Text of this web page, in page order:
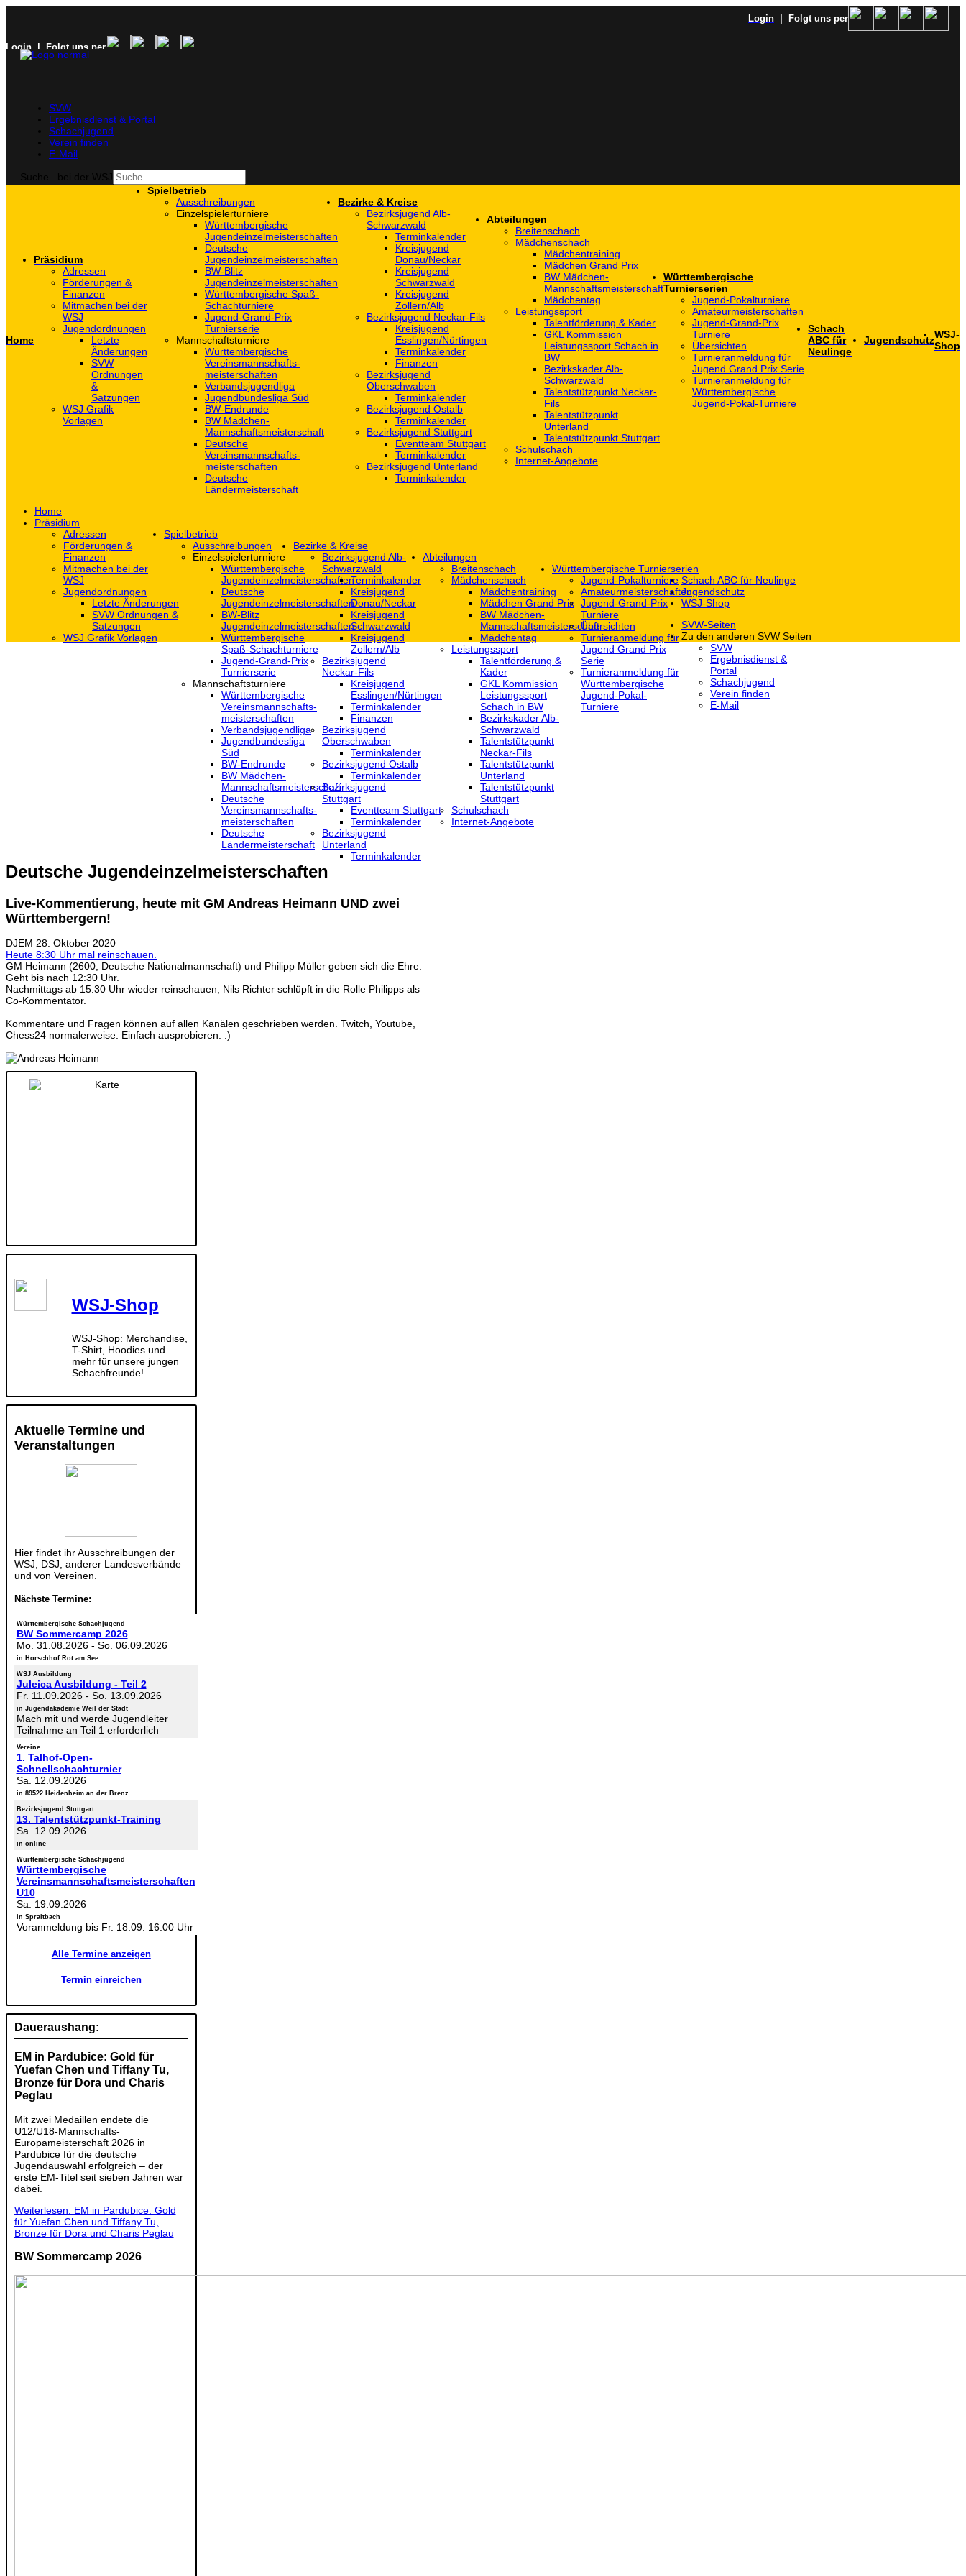
Login | Folgt uns per
Login | Folgt uns per
SVW
Ergebnisdienst & Portal
Schachjugend
Verein finden
E-Mail
Home
Präsidium
Adressen
Förderungen &
Finanzen
Mitmachen bei der
WSJ
Jugendordnungen
Letzte
Änderungen
SVW
Ordnungen
&
Satzungen
WSJ Grafik
Vorlagen
Spielbetrieb
Ausschreibungen
Einzelspielerturniere
Württembergische
Jugendeinzelmeisterschaften
Deutsche
Jugendeinzelmeisterschaften
BW-Blitz
Jugendeinzelmeisterschaften
Württembergische Spaß-
Schachturniere
Jugend-Grand-Prix
Turnierserie
Mannschaftsturniere
Württembergische
Vereinsmannschafts-
meisterschaften
Verbandsjugendliga
Jugendbundesliga Süd
BW-Endrunde
BW Mädchen-
Mannschaftsmeisterschaft
Deutsche
Vereinsmannschafts-
meisterschaften
Deutsche
Ländermeisterschaft
Bezirke & Kreise
Bezirksjugend Alb-
Schwarzwald
Terminkalender
Kreisjugend
Donau/Neckar
Kreisjugend
Schwarzwald
Kreisjugend
Zollern/Alb
Bezirksjugend Neckar-Fils
Kreisjugend
‎Esslingen/Nürtingen
Terminkalender
Finanzen
Bezirksjugend
Oberschwaben
Terminkalender
Bezirksjugend Ostalb
Terminkalender
Bezirksjugend Stuttgart
‎Eventteam Stuttgart
Terminkalender
Bezirksjugend Unterland
Terminkalender
Abteilungen
Breitenschach
Mädchenschach
Mädchentraining
Mädchen Grand Prix
BW Mädchen-
Mannschaftsmeisterschaft
Mädchentag
Leistungssport
Talentförderung & Kader
GKL Kommission
Leistungssport Schach in
BW
Bezirkskader Alb-
Schwarzwald
Talentstützpunkt Neckar-
Fils
Talentstützpunkt
Unterland
Talentstützpunkt Stuttgart
Schulschach
Internet-Angebote
Württembergische
Turnierserien
Jugend-Pokalturniere
Amateurmeisterschaften
Jugend-Grand-Prix
Turniere
Übersichten
Turnieranmeldung für
Jugend Grand Prix Serie
Turnieranmeldung für
Württembergische
Jugend-Pokal-Turniere
Schach
ABC für
Neulinge
JugendschutzWSJ-
Shop
Home
Präsidium
Adressen
Förderungen &
Finanzen
Mitmachen bei der
WSJ
Jugendordnungen
Letzte Änderungen
SVW Ordnungen &
Satzungen
WSJ Grafik Vorlagen
Spielbetrieb
Ausschreibungen
Einzelspielerturniere
Württembergische
Jugendeinzelmeisterschaften
Deutsche
Jugendeinzelmeisterschaften
BW-Blitz
Jugendeinzelmeisterschaften
Württembergische
Spaß-Schachturniere
Jugend-Grand-Prix
Turnierserie
Mannschaftsturniere
Württembergische
Vereinsmannschafts-
meisterschaften
Verbandsjugendliga
Jugendbundesliga
Süd
BW-Endrunde
BW Mädchen-
Mannschaftsmeisterschaft
Deutsche
Vereinsmannschafts-
meisterschaften
Deutsche
Ländermeisterschaft
Bezirke & Kreise
Bezirksjugend Alb-
Schwarzwald
Terminkalender
Kreisjugend
Donau/Neckar
Kreisjugend
Schwarzwald
Kreisjugend
Zollern/Alb
Bezirksjugend
Neckar-Fils
Kreisjugend
‎Esslingen/Nürtingen
Terminkalender
Finanzen
Bezirksjugend
Oberschwaben
Terminkalender
Bezirksjugend Ostalb
Terminkalender
Bezirksjugend
Stuttgart
‎Eventteam Stuttgart
Terminkalender
Bezirksjugend
Unterland
Terminkalender
Abteilungen
Breitenschach
Mädchenschach
Mädchentraining
Mädchen Grand Prix
BW Mädchen-
Mannschaftsmeisterschaft
Mädchentag
Leistungssport
Talentförderung &
Kader
GKL Kommission
Leistungssport
Schach in BW
Bezirkskader Alb-
Schwarzwald
Talentstützpunkt
Neckar-Fils
Talentstützpunkt
Unterland
Talentstützpunkt
Stuttgart
Schulschach
Internet-Angebote
Württembergische Turnierserien
Jugend-Pokalturniere
Amateurmeisterschaften
Jugend-Grand-Prix
Turniere
Übersichten
Turnieranmeldung für
Jugend Grand Prix
Serie
Turnieranmeldung für
Württembergische
Jugend-Pokal-
Turniere
Schach ABC für Neulinge
Jugendschutz
WSJ-Shop
SVW-Seiten
Zu den anderen SVW Seiten
SVW
Ergebnisdienst &
Portal
Schachjugend
Verein finden
E-Mail
Deutsche Jugendeinzelmeisterschaften
Live-Kommentierung, heute mit GM Andreas Heimann UND zwei
Württembergern!
DJEM 28. Oktober 2020
Heute 8:30 Uhr mal reinschauen.
GM Heimann (2600, Deutsche Nationalmannschaft) und Philipp Müller geben sich die Ehre.
Geht bis nach 12:30 Uhr.
Nachmittags ab 15:30 Uhr wieder reinschauen, Nils Richter schlüpft in die Rolle Philipps als
Co-Kommentator.
Kommentare und Fragen können auf allen Kanälen geschrieben werden. Twitch, Youtube,
Chess24 normalerweise. Einfach ausprobieren. :)
WSJ-Shop
WSJ-Shop: Merchandise,
T-Shirt, Hoodies und
mehr für unsere jungen
Schachfreunde!
Aktuelle Termine und
Veranstaltungen
Hier findet ihr Ausschreibungen der
WSJ, DSJ, anderer Landesverbände
und von Vereinen.
Nächste Termine:
Württembergische Schachjugend
BW Sommercamp 2026
Mo. 31.08.2026- So. 06.09.2026
in Horschhof Rot am See
WSJ Ausbildung
Juleica Ausbildung - Teil 2
Fr. 11.09.2026- So. 13.09.2026
in Jugendakademie Weil der Stadt
Mach mit und werde Jugendleiter
Teilnahme an Teil 1 erforderlich
Vereine
1. Talhof-Open-
Schnellschachturnier
Sa. 12.09.2026
in 89522 Heidenheim an der Brenz
Bezirksjugend Stuttgart
13. Talentstützpunkt-Training
Sa. 12.09.2026
in online
Württembergische Schachjugend
Württembergische
Vereinsmannschaftsmeisterschaften
U10
Sa. 19.09.2026
in Spraitbach
Voranmeldung bis Fr. 18.09. 16:00 Uhr
Alle Termine anzeigen
Termin einreichen
Daueraushang:
EM in Pardubice: Gold für
Yuefan Chen und Tiffany Tu,
Bronze für Dora und Charis
Peglau
Mit zwei Medaillen endete die
U12/U18-Mannschafts-
Europameisterschaft 2026 in
Pardubice für die deutsche
Jugendauswahl erfolgreich – der
erste EM-Titel seit sieben Jahren war
dabei.
Weiterlesen: EM in Pardubice: Gold
für Yuefan Chen und Tiffany Tu,
Bronze für Dora und Charis Peglau
BW Sommercamp 2026